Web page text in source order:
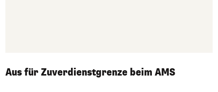
Aus für Zuverdienstgrenze beim AMS